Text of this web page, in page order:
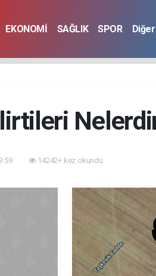
EKONOMİ SAĞLIK SPOR Diğer
14242+ kez okundu.